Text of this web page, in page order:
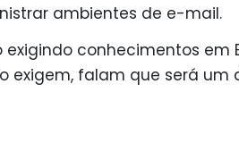
ambientes de e-mail.
conhecimentos em
exigem, falam que será um